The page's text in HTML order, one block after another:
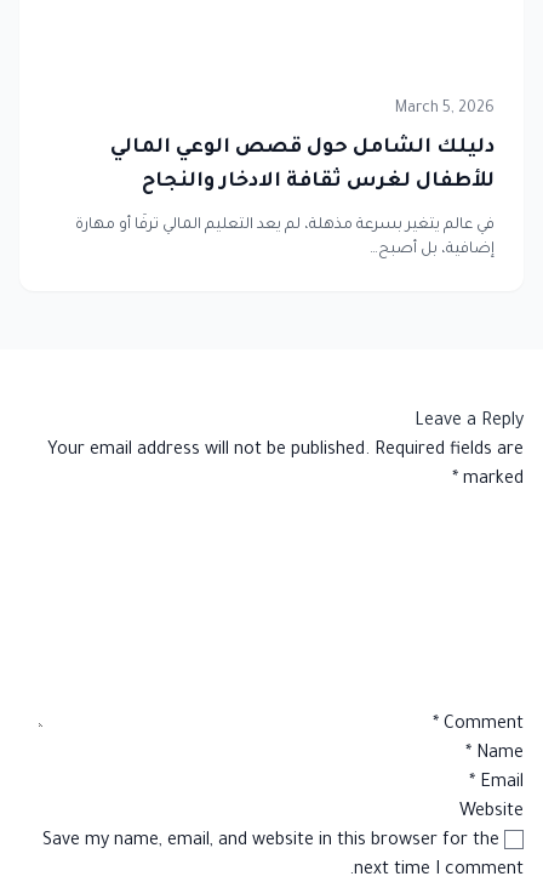
March 5, 2026
دليلك الشامل حول قصص الوعي المالي
للأطفال لغرس ثقافة الادخار والنجاح
في عالم يتغير بسرعة مذهلة، لم يعد التعليم المالي ترفًا أو مهارة
إضافية، بل أصبح…
Leave a Reply
Your email address will not be published. Required fields are
marked
*
Comment
*
Name
*
Email
*
Website
Save my name, email, and website in this browser for the
next time I comment.